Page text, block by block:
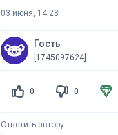
03 июня, 14:28
Гость
[1745097624]
0 0
Ответить автору